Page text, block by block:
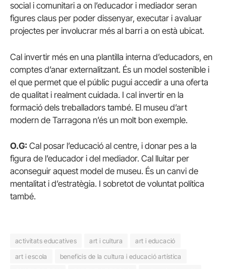
social i comunitari a on l’educador i mediador seran
figures claus per poder dissenyar, executar i avaluar
projectes per involucrar més al barri a on està ubicat.
Cal invertir més en una plantilla interna d’educadors, en
comptes d’anar externalitzant. És un model sostenible i
el que permet que el públic pugui accedir a una oferta
de qualitat i realment cuidada. I cal invertir en la
formació dels treballadors també. El museu d’art
modern de Tarragona n’és un molt bon exemple.
O.G: Cal posar l’educació al centre, i donar pes a la
figura de l’educador i del mediador. Cal lluitar per
aconseguir aquest model de museu. És un canvi de
mentalitat i d’estratègia. I sobretot de voluntat política
també.
activitats educatives art i cultura
art i educació
art i escola
beneficis de la cultura i educació artística